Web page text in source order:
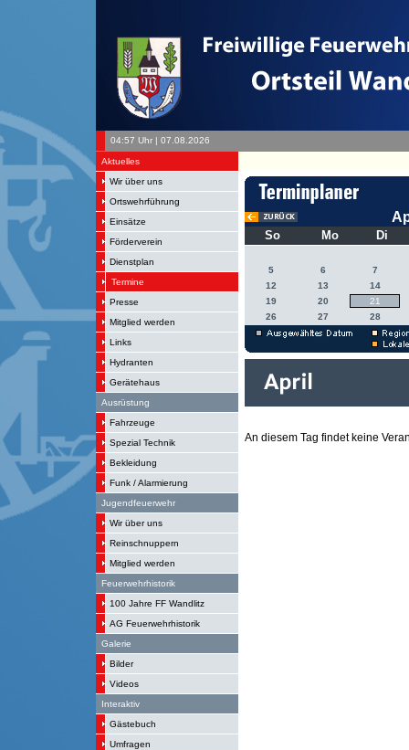
04:57 Uhr | 07.08.2026
Aktuelles
Wir über uns
Ortswehrführung
Einsätze
Förderverein
Dienstplan
Termine
Presse
Mitglied werden
Links
Hydranten
Gerätehaus
Ausrüstung
Fahrzeuge
Spezial Technik
Bekleidung
Funk / Alarmierung
Jugendfeuerwehr
Wir über uns
Reinschnuppern
Mitglied werden
Feuerwehrhistorik
100 Jahre FF Wandlitz
AG Feuerwehrhistorik
Galerie
Bilder
Videos
Interaktiv
Gästebuch
Umfragen
So Mo Di
5 6
7
12
13
14
19
20
21
26
27 28
An diesem Tag findet keine